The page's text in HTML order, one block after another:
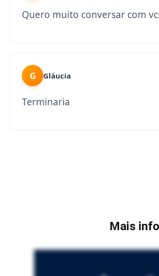
Quero muito conversar com
G Gláucia
Terminaria
Mais